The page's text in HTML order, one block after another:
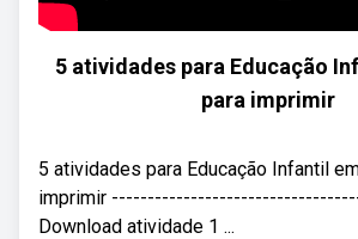
5 atividades para Educação
para imprimir
5 atividades para Educação Infantil
imprimir
Download atividade 1 ...